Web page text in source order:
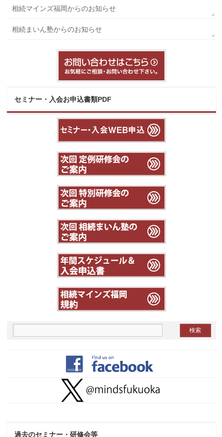
相続マインズ福岡からのお知らせ
相続まいん塾からのお知らせ
セミナー・入会お申込書類PDF
過去のセミナー・研修会等